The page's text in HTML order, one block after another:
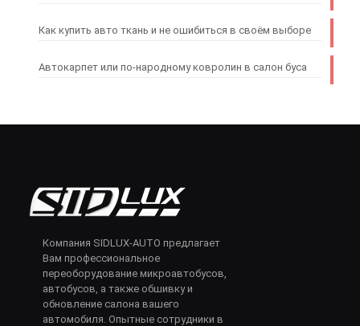
Как купить авто ткань и не ошибиться в своём выборе
Автокарпет или по-народному ковролин в салон буса
Компания SIDLUX-AUTO предлагает
Вам профессиональное
переоборудование микроавтобусов,
автобусов, а также обшивку и
обновление салона вашего
автомобиля. Опытные сотрудники в